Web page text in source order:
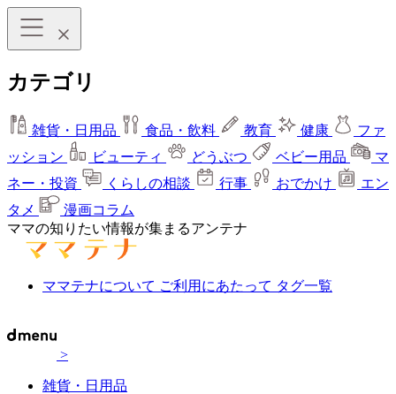
カテゴリ
雑貨・日用品 食品・飲料 教育 健康
ファ
ッション
ビューティ どうぶつ ベビー用品
マ
ネー・投資
くらしの相談 行事 おでかけ
エン
タメ
漫画コラム
ママの知りたい情報が集まるアンテナ
ママテナについて ご利用にあたって タグ一覧
>
雑貨・日用品